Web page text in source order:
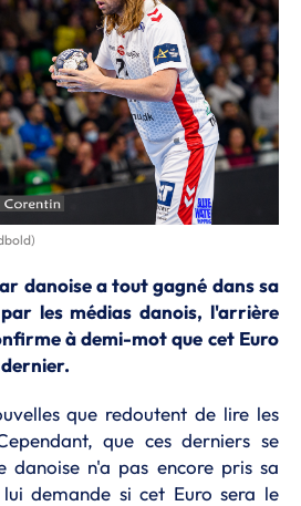
danoise a tout gagné dans sa
les médias danois, l'arrière
à demi-mot que cet Euro
que redoutent de lire les
que ces derniers se
danoise n'a pas encore pris sa
demande si cet Euro sera le